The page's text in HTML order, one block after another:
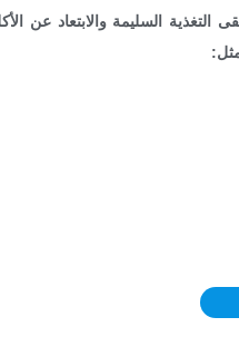
السليمة والابتعاد عن